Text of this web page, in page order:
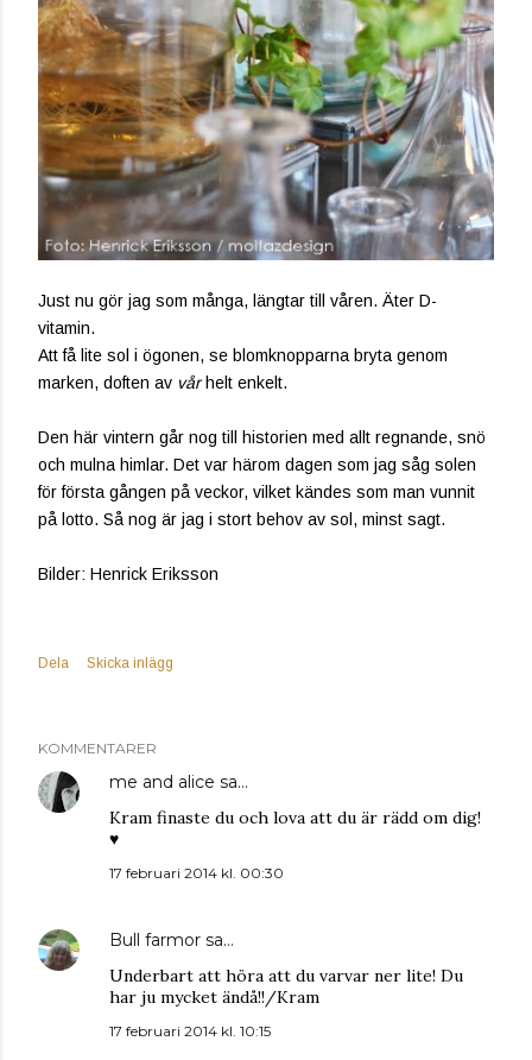
Just nu gör jag som många, längtar till våren. Äter D-
vitamin.
Att få lite sol i ögonen, se blomknopparna bryta genom
marken, doften av vårhelt enkelt.
Den här vintern går nog till historien med allt regnande, snö
och mulna himlar. Det var härom dagen som jag såg solen
för första gången på veckor, vilket kändes som man vunnit
på lotto. Så nog är jag i stort behov av sol, minst sagt.
Bilder: Henrick Eriksson
Dela Skicka inlägg
KOMMENTARER
me and alice sa…
Kram finaste du och lova att du är rädd om dig!
♥
17 februari 2014 kl. 00:30
Bull farmor sa…
Underbart att höra att du varvar ner lite! Du
har ju mycket ändå!!/Kram
17 februari 2014 kl. 10:15